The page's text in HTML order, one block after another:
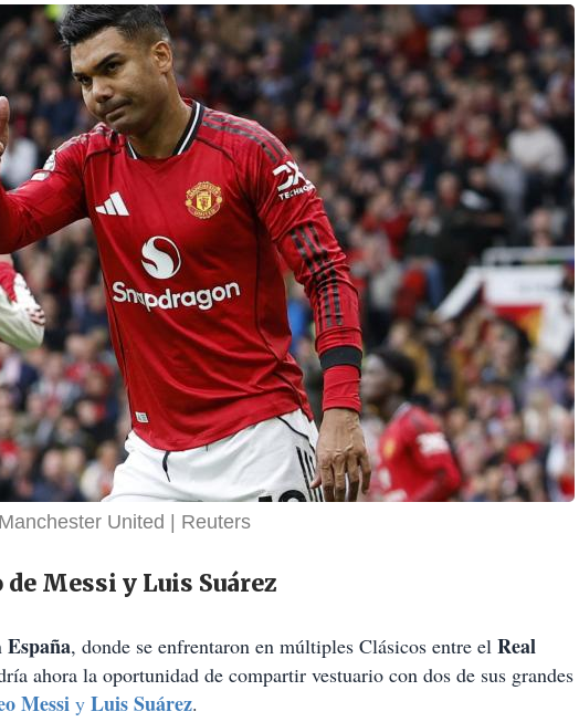
United Reuters
Messi y Luis Suárez
España, donde se enfrentaron en múltiples Clásicos entre el Real
ahora la oportunidad de compartir vestuario con dos de sus grandes
Messi y Luis Suárez.